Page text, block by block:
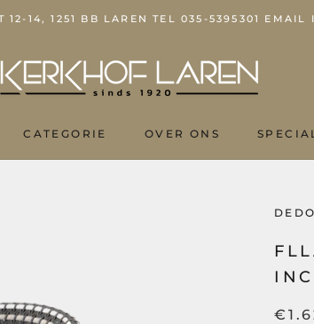
12-14, 1251 BB LAREN TEL 035-5395301 EMAIL
CATEGORIE
OVER ONS